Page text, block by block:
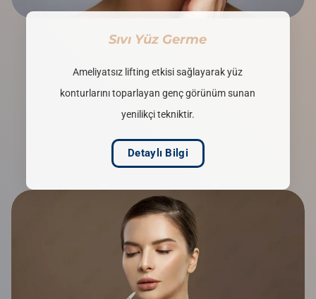
Sıvı Yüz Germe
Ameliyatsız lifting etkisi sağlayarak yüz
konturlarını toparlayan genç görünüm sunan
yenilikçi tekniktir.
Detaylı Bilgi